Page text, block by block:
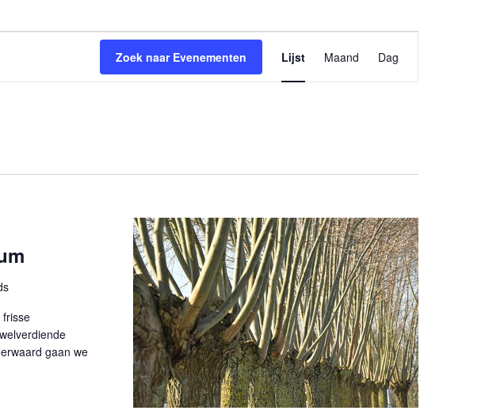
Zoek naar Evenementen
weergaven
navigatie
Lijst Maand Dag
frisse
gaan we